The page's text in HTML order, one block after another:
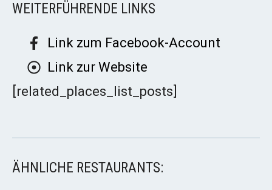
WEITERFÜHRENDE LINKS
Link zum Facebook-Account
Link zur Website
[related_places_list_posts]
ÄHNLICHE RESTAURANTS: